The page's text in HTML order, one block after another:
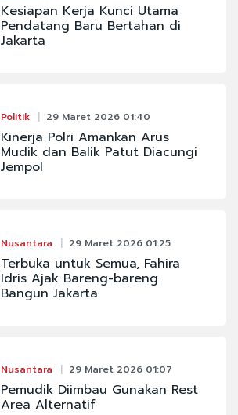
Kesiapan Kerja Kunci Utama
Pendatang Baru Bertahan di
Jakarta
Politik 29 Maret 2026 01:40
Kinerja Polri Amankan Arus
Mudik dan Balik Patut Diacungi
Jempol
Nusantara 29 Maret 2026 01:25
Terbuka untuk Semua, Fahira
Idris Ajak Bareng-bareng
Bangun Jakarta
Nusantara 29 Maret 2026 01:07
Pemudik Diimbau Gunakan Rest
Area Alternatif